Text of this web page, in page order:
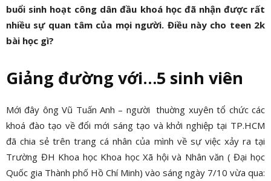
buổi sinh hoạt công dân đầu khoá học đã nhận được rất
nhiều sự quan tâm của mọi người. Điều này cho teen 2k
bài học gì?
Giảng đường với…5 sinh viên
Mới đây ông Vũ Tuấn Anh – người thuờng xuyên tổ chức các
khoá đào tạo về đổi mới sáng tạo và khởi nghiệp tại TP.HCM
đã chia sẻ trên trang cá nhân của mình về sự việc xảy ra tại
Trường ĐH Khoa học Khoa học Xã hội và Nhân văn ( Đại học
Quốc gia Thành phố Hồ Chí Minh) vào sáng ngày 7/10 vừa qua: